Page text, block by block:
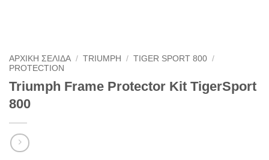
ΑΡΧΙΚΗ ΣΕΛΙΔΑ / TRIUMPH / TIGER SPORT 800 /
PROTECTION
Triumph Frame Protector Kit TigerSport
800